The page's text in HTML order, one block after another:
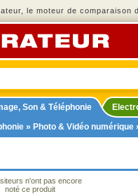
le moteur de comparaison
Son & Téléphonie
» Photo & Vidéo numérique
n'ont pas encore
noté ce produit